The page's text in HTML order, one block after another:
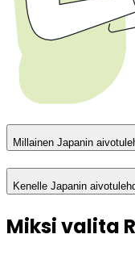
Millainen Japanin
Kenelle Japanin
Miksi valita